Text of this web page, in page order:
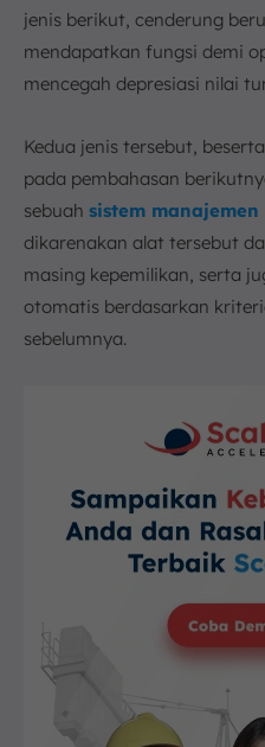
jenis berikut, cenderung
mendapatkan fungsi demi
mencegah depresiasi nilai
Kedua jenis tersebut,
pada pembahasan
sebuah sistem manajemen
dikarenakan alat tersebut
masing kepemilikan, serta
otomatis berdasarkan
sebelumnya.